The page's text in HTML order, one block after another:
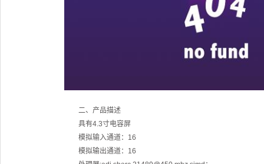
二、产品描述
具有4.3寸电容屏
模拟输入通道：16
模拟输出通道：16